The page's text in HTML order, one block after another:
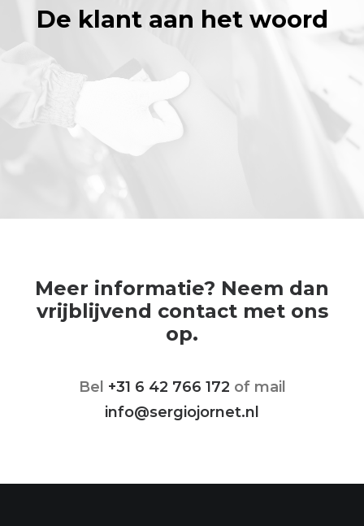
De klant aan het woord
Sergio is voor ons afgelopen 2 jaar al bij
verschillende projecten betrokken
leergierige manier van werken ons zeer
eigen personeel verloopt dat daarmee
Solutions.
Meer informatie? Neem dan
vrijblijvend contact met ons
op.
Bel +31 6 42 766 172 of mail
info@sergiojornet.nl